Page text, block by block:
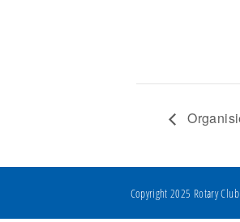
Copyright 2025 Rotary